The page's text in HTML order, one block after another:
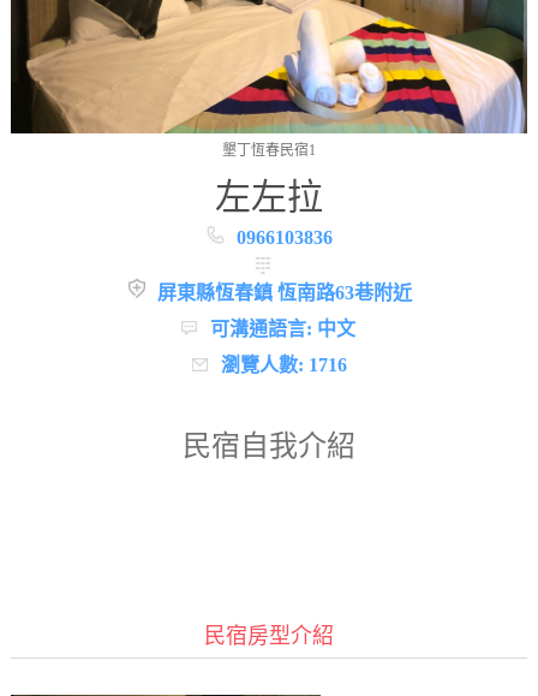
墾丁恆春民宿1
左左拉
0966103836
屏東縣恆春鎮 恆南路63巷附近
可溝通語言: 中文
瀏覽人數: 1716
民宿自我介紹
民宿房型介紹